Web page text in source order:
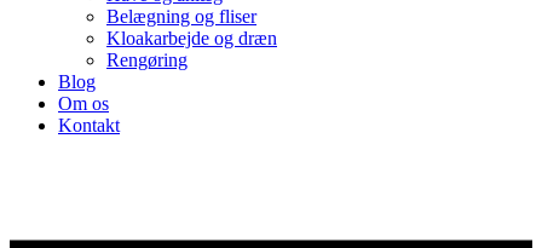
Belægning og fliser
Kloakarbejde og dræn
Rengøring
Blog
Om os
Kontakt